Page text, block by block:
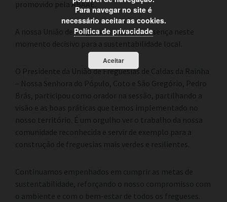
promovido pela ABAAE.
A nossa União de Freguesias marcou presença neste
momento decisivo para a sustentabilidade local.
O Presidente da União de Freguesias de Caldas da Rainha
– Nossa Senhora do Pópulo, Coto e São Gregório, Pedro
Brás, participou como orador na sessão, partilhando a
visão e as boas práticas que temos implementado no
nosso território. É um orgulho ver o trabalho da nossa
comunidade reconhecida e servir de exemplo para a
construção de freguesias mais verdes e resilientes.
Continuamos empenhados em cumprir as metas de
sustentabilidade, reforçando o nosso compromisso com
o ambiente e com o bem-estar de todos os fregueses.
Para navegar no site é
necessário aceitar as cookies.
Política de privacidade
Aceitar